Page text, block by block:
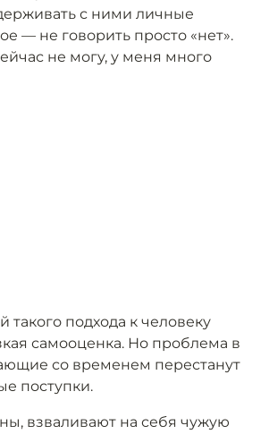
с ними личные
— не говорить просто «нет».
не могу, у меня много
такого подхода к человеку
самооценка. Но проблема в
со временем перестанут
поступки.
взваливают на себя чужую